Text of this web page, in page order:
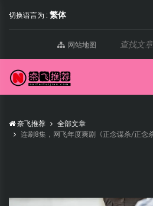
切换语言为 : 繁体
网站地图
奈飞推荐
全部文章
连刷8集，网飞年度爽剧《正念谋杀/正念